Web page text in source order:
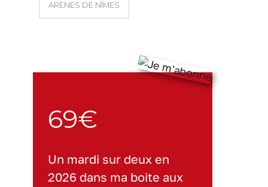
ARÈNES DE NÎMES
69€
Un mardi sur deux en
2026 dans ma boite aux